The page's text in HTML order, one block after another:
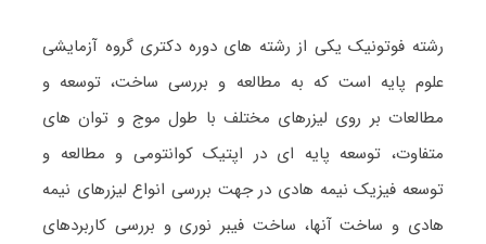
رشته فوتونیک یکی از رشته های دوره دکتری گروه آزمایشی
علوم پایه است که به مطالعه و بررسی ساخت، توسعه و
مطالعات بر روی لیزرهای مختلف با طول موج و توان های
متفاوت، توسعه پایه ای در اپتیک کوانتومی و مطالعه و
توسعه فیزیک نیمه هادی در جهت بررسی انواع لیزرهای نیمه
هادی و ساخت آنها، ساخت فیبر نوری و بررسی کاربردهای